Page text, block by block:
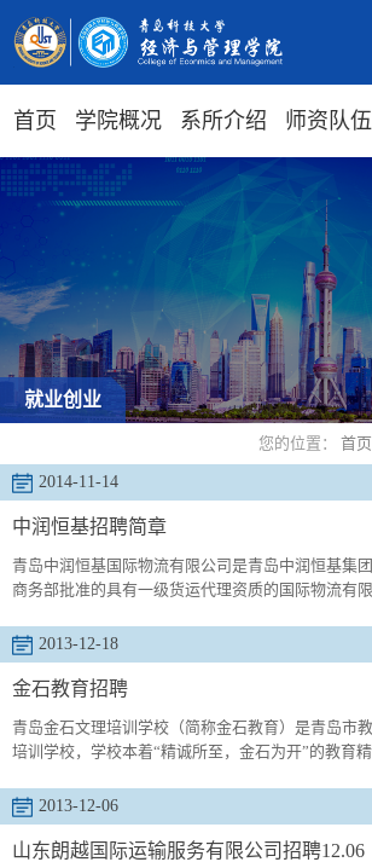
首页 学院概况 系所介绍 师资队伍
就业创业
您的位置： 首页
2014-11-14
中润恒基招聘简章
青岛中润恒基国际物流有限公司是青岛中润恒基集
商务部批准的具有一级货运代理资质的国际物流有
LINE,APL,TSL，EMC等多...
2013-12-18
金石教育招聘
青岛金石文理培训学校（简称金石教育）是青岛市
培训学校，学校本着“精诚所至，金石为开”的教育
不... 2013-12-06
山东朗越国际运输服务有限公司招聘12.06